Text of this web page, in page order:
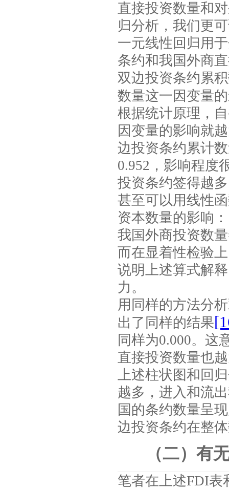
直接投资数量和
归分析，我们更
一元线性回归用
条约和我国外商
双边投资条约累
数量这一因变量
根据统计原理，
因变量的影响就
边投资条约累计
0.952 ，影响程度
投资条约签得越
甚至可以用线性
资本数量的影响：
我国外商投资数量
而在显着性检验
说明上述算式解
力。
用同样的方法分
出了同样的结果
同样为0.000。这
直接投资数量也
上述柱状图和回
越多，进入和流
国的条约数量呈
边投资条约在整
（二）有
笔者在上述FDI表